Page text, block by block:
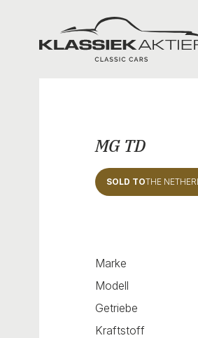
Klassiek Aktief
MG TD
SOLD TOTHE
Marke
Modell
Getriebe
Kraftstoff